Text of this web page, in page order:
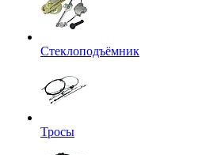
Стеклоподъёмник
Тросы